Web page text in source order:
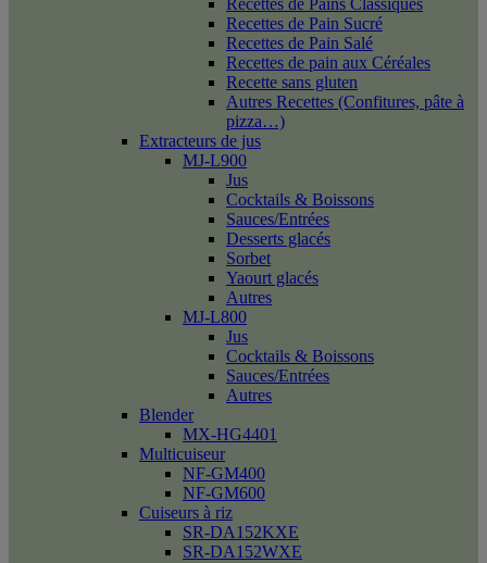
Recettes de Pains Classiques
Recettes de Pain Sucré
Recettes de Pain Salé
Recettes de pain aux Céréales
Recette sans gluten
Autres Recettes (Confitures, pâte à
pizza…)
Extracteurs de jus
MJ-L900
Jus
Cocktails & Boissons
Sauces/Entrées
Desserts glacés
Sorbet
Yaourt glacés
Autres
MJ-L800
Jus
Cocktails & Boissons
Sauces/Entrées
Autres
Blender
MX-HG4401
Multicuiseur
NF-GM400
NF-GM600
Cuiseurs à riz
SR-DA152KXE
SR-DA152WXE